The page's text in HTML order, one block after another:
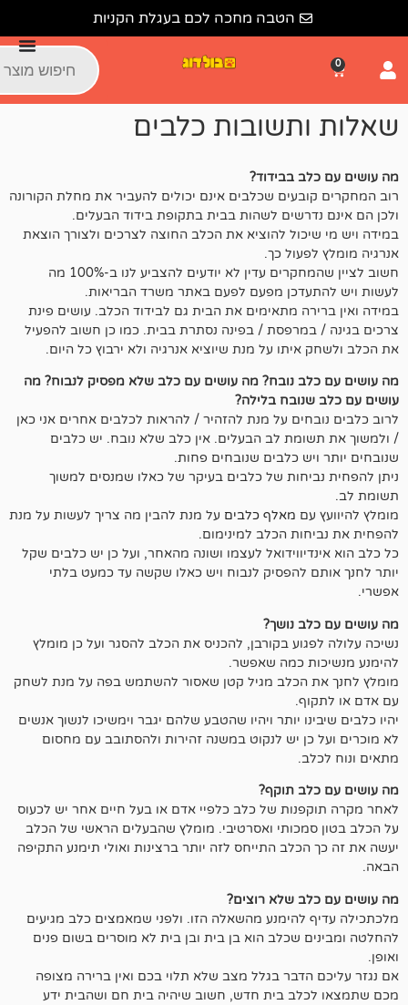
הטבה מחכה לכם בעגלת הקניות
כלבים
בבידוד?
שכלבים אינם יכולים להעביר את מחלת הקורונה
לשהות בבית בתקופת בידוד הבעלים.
להוציא את הכלב החוצה לצרכים ולצורך הוצאת
כך.
חשוב לציין שהמחקרים עדין לא יודעים להצביע לנו ב-100% מה
מפעם לפעם באתר משרד הבריאות.
מתאימים את הבית גם לבידוד הכלב. עושים פינת
/ בפינה נסתרת בבית. כמו כן חשוב להפעיל
על מנת שיוציא אנרגיה ולא ירבוץ כל היום.
נובח? מה עושים עם כלב שלא מפסיק לנבוח? מה
בלילה?
על מנת להזהיר / להראות לכלבים אחרים אני כאן
לב הבעלים. אין כלב שלא נובח. יש כלבים
כלבים שנובחים פחות.
של כלבים בעיקר של כאלו שמנסים למשוך
מאלף כלביםעל מנת להבין מה צריך לעשות על מנת
הכלב למינימום.
לעצמו ושונה מהאחר, ועל כן יש כלבים שקל
להפסיק לנבוח ויש כאלו שקשה עד כמעט בלתי
נושך?
בקורבן, להכניס את הכלב להסגר ועל כן מומלץ
כמה שאפשר.
מגיל קטן שאסור להשתמש בפה על מנת לשחק
יותר ויהיו שהטבע שלהם יגבר וימשיכו לנשוך אנשים
יש לנקוט במשנה זהירות ולהסתובב עם מחסום
תוקף?
של כלב כלפיי אדם או בעל חיים אחר יש לכעוס
ואסרטיבי. מומלץ שהבעלים הראשי של הכלב
התייחס לזה יותר ברצינות ואולי תימנע התקיפה
שלא רוצים?
מהשאלה הזו. ולפני שמאמצים כלב מגיעים
שכלב הוא בן בית ובן בית לא מוסרים בשום פנים
בגלל מצב שלא תלוי בכם ואין ברירה מצופה
בית חדש, חשוב שיהיה בית חם ושהבית ידע